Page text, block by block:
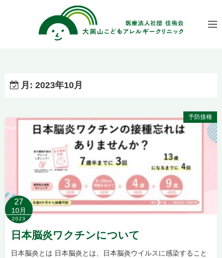
月: 2023年10月
予防接種
27
10月
2023
日本脳炎ワクチンについて
日本脳炎とは 日本脳炎とは、日本脳炎ウイルスに感染すること